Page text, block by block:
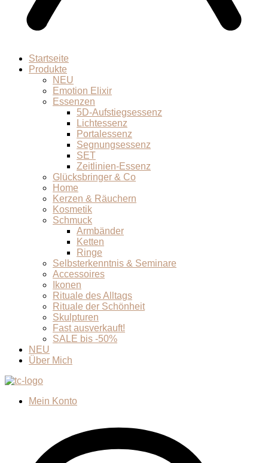
Startseite
Produkte
NEU
Emotion Elixir
Essenzen
5D-Aufstiegsessenz
Lichtessenz
Portalessenz
Segnungsessenz
SET
Zeitlinien-Essenz
Glücksbringer & Co
Home
Kerzen & Räuchern
Kosmetik
Schmuck
Armbänder
Ketten
Ringe
Selbsterkenntnis & Seminare
Accessoires
Ikonen
Rituale des Alltags
Rituale der Schönheit
Skulpturen
Fast ausverkauft!
SALE bis -50%
NEU
Über Mich
Mein Konto